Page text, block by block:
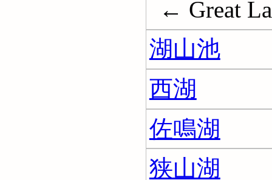
← Great
湖山池
西湖
佐鳴湖
狭山湖